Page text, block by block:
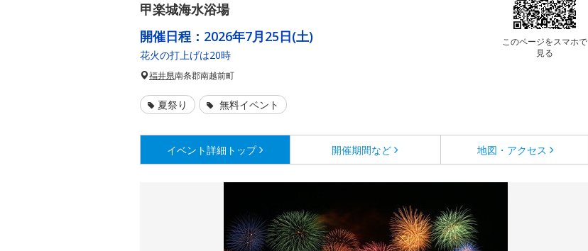
甲楽城海水浴場
このページをスマホで
見る
開催日程： 2026年7月25日(土)
花火の打上げは20時
福井県南条郡南越前町
夏祭り 無料イベント
イベント詳細 トップ 開催期間など 地図・アクセス